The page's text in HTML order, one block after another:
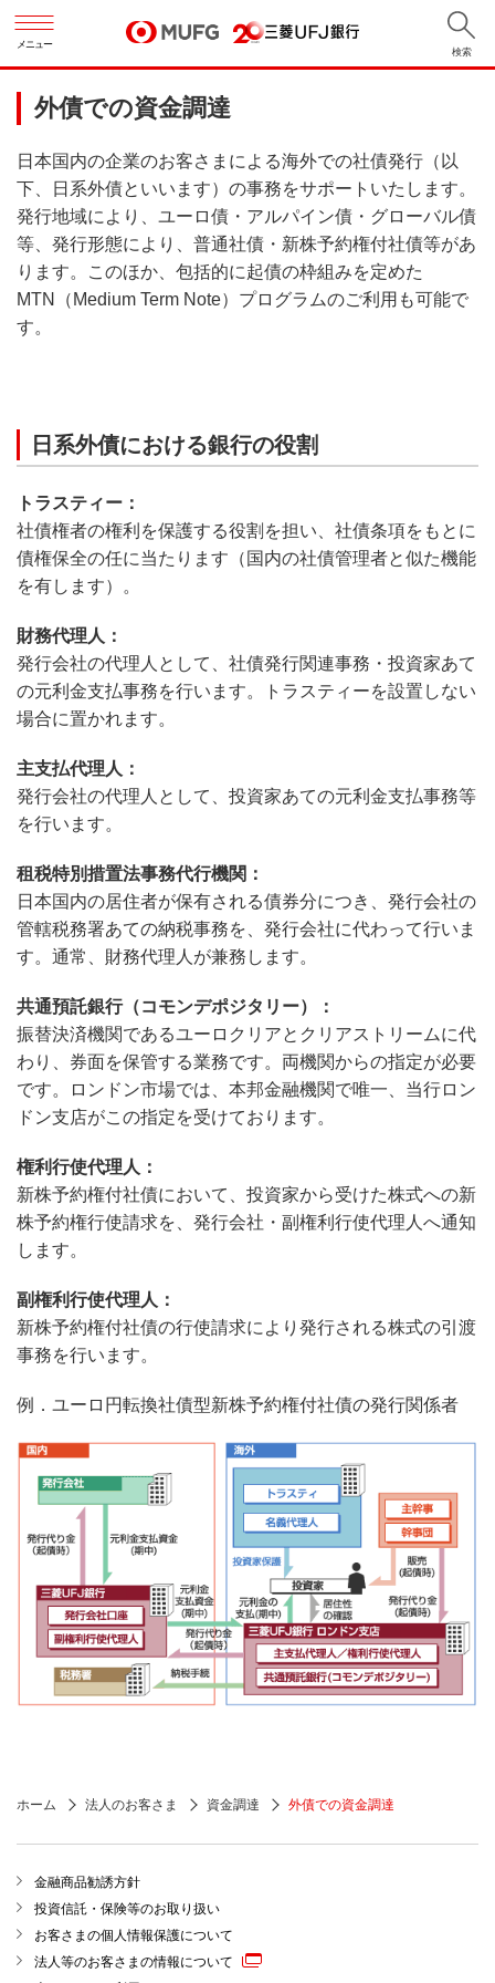
メニュー
検索
外債での資金調達
日本国内の企業のお客さまによる海外での社債発行（以
下、日系外債といいます）の事務をサポートいたします。
発行地域により、ユーロ債・アルパイン債・グローバル債
等、発行形態により、普通社債・新株予約権付社債等があ
ります。このほか、包括的に起債の枠組みを定めた
MTN（Medium Term Note）プログラムのご利用も可能で
す。
日系外債における銀行の役割
トラスティー：
社債権者の権利を保護する役割を担い、社債条項をもとに
債権保全の任に当たります（国内の社債管理者と似た機能
を有します）。
財務代理人：
発行会社の代理人として、社債発行関連事務・投資家あて
の元利金支払事務を行います。トラスティーを設置しない
場合に置かれます。
主支払代理人：
発行会社の代理人として、投資家あての元利金支払事務等
を行います。
租税特別措置法事務代行機関：
日本国内の居住者が保有される債券分につき、発行会社の
管轄税務署あての納税事務を、発行会社に代わって行いま
す。通常、財務代理人が兼務します。
共通預託銀行（コモンデポジタリー）：
振替決済機関であるユーロクリアとクリアストリームに代
わり、券面を保管する業務です。両機関からの指定が必要
です。ロンドン市場では、本邦金融機関で唯一、当行ロン
ドン支店がこの指定を受けております。
権利行使代理人：
新株予約権付社債において、投資家から受けた株式への新
株予約権行使請求を、発行会社・副権利行使代理人へ通知
します。
副権利行使代理人：
新株予約権付社債の行使請求により発行される株式の引渡
事務を行います。
例．ユーロ円転換社債型新株予約権付社債の発行関係者
ホーム 法人のお客さま 資金調達 外債での資金調達
金融商品勧誘方針
投資信託・保険等のお取り扱い
お客さまの個人情報保護について
法人等のお客さまの情報について